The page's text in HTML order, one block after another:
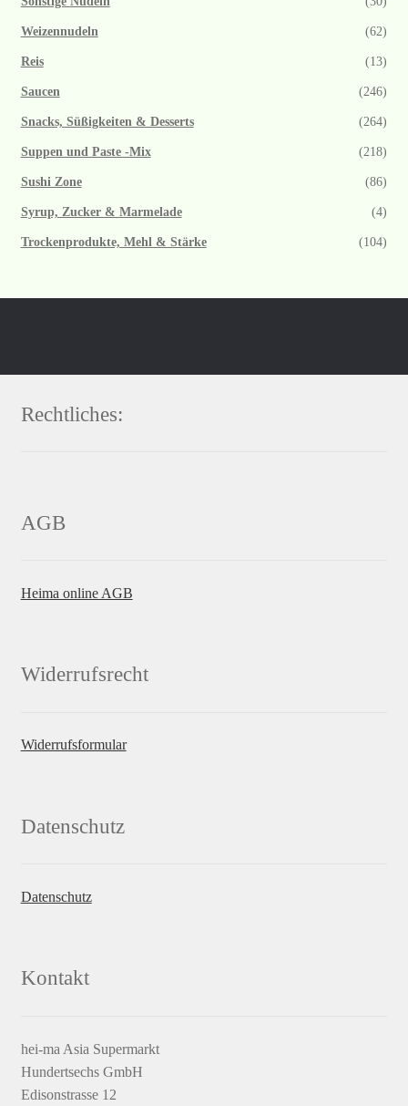
Weizennudeln (62)
Reis (13)
Saucen (246)
Snacks, Süßigkeiten & Desserts (264)
Suppen und Paste -Mix (218)
Sushi Zone (86)
Syrup, Zucker & Marmelade (4)
Trockenprodukte, Mehl & Stärke (104)
Rechtliches:
AGB
Heima online AGB
Widerrufsrecht
Widerrufsformular
Datenschutz
Datenschutz
Kontakt
hei-ma Asia Supermarkt
Hundertsechs GmbH
Edisonstrasse 12